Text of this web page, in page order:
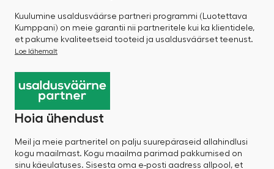
Kuulumine usaldusväärse partneri programmi (Luotettava
Kumppani) on meie garantii nii partneritele kui ka klientidele,
et pakume kvaliteetseid tooteid ja usaldusväärset teenust.
Loe lähemalt
Hoia ühendust
Meil ja meie partneritel on palju suurepäraseid allahindlusi
kogu maailmast. Kogu maailma parimad pakkumised on
sinu käeulatuses. Sisesta oma e-posti aadress allpool, et